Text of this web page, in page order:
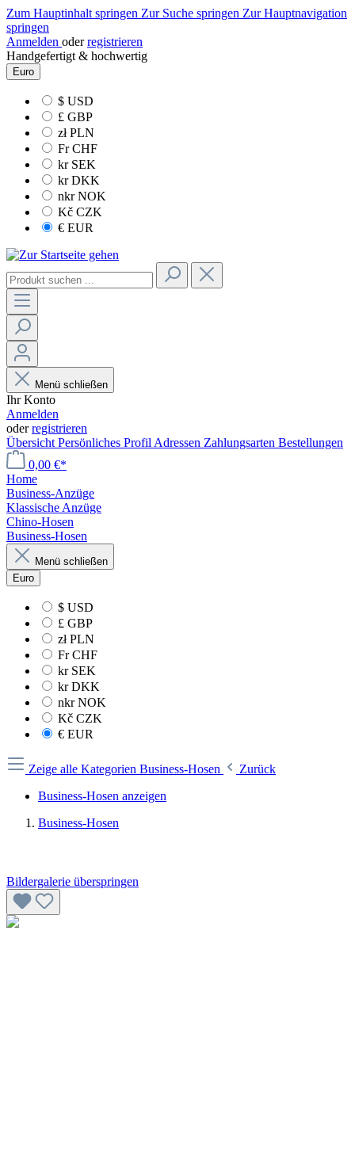
Zum Hauptinhalt springen Zur Suche springen Zur Hauptnavigation
springen
Anmelden oderregistrieren
Handgefertigt & hochwertig
Euro
$ USD
£ GBP
złPLN
FrCHF
krSEK
krDKK
nkrNOK
Kč CZK
€ EUR
Menü schließen
Ihr Konto
Anmelden
oderregistrieren
Übersicht Persönliches Profil Adressen Zahlungsarten Bestellungen
0,00 €*
Home
Business-Anzüge
Klassische Anzüge
Chino-Hosen
Business-Hosen
Menü schließen
Euro
$ USD
£ GBP
złPLN
FrCHF
krSEK
krDKK
nkrNOK
Kč CZK
€ EUR
Zeige alle Kategorien Business-Hosen
Zurück
Business-Hosen anzeigen
Business-Hosen
Bildergalerie überspringen